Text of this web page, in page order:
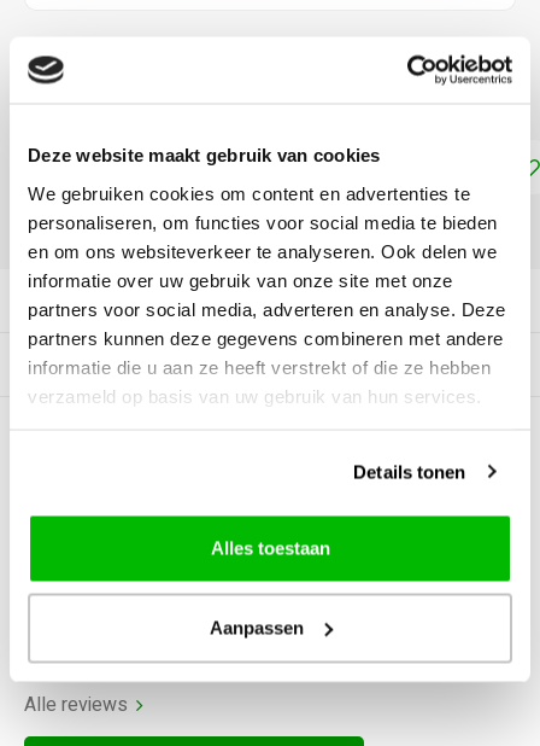
Deze website maakt gebruik van cookies
We gebruiken cookies om content en advertenties te
personaliseren, om functies voor social media te bieden
en om ons websiteverkeer te analyseren. Ook delen we
informatie over uw gebruik van onze site met onze
partners voor social media, adverteren en analyse. Deze
partners kunnen deze gegevens combineren met andere
informatie die u aan ze heeft verstrekt of die ze hebben
verzameld op basis van uw gebruik van hun services.
Details tonen
Alles toestaan
Aanpassen
€3,99
Toevoegen aan winkelwagen
DELEN:
Productomschrijving
Gerelateerde producten
0Reviews
Alle reviews